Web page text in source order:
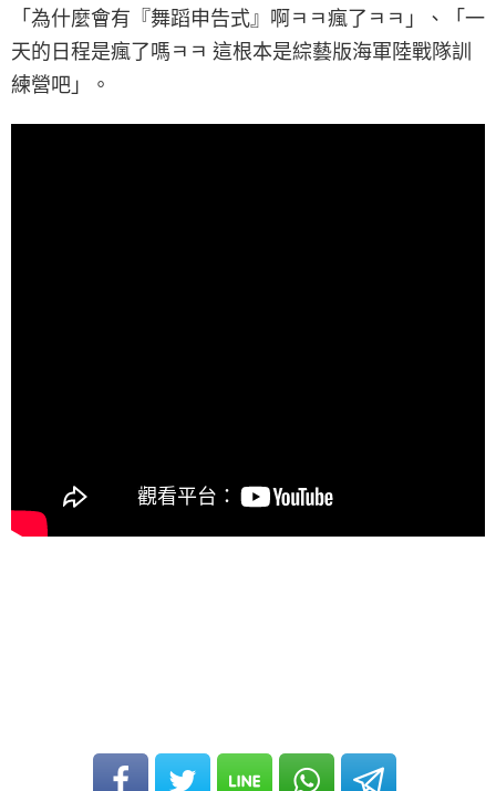
「為什麼會有『舞蹈申告式』啊ㅋㅋ瘋了ㅋㅋ」、「一
天的日程是瘋了嗎ㅋㅋ 這根本是綜藝版海軍陸戰隊訓
練營吧」。